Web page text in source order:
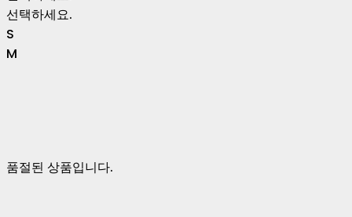
선택하세요.
S
M
품절된 상품입니다.